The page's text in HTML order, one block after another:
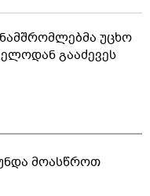
უცხო
გააძევეს
მოასწროთ